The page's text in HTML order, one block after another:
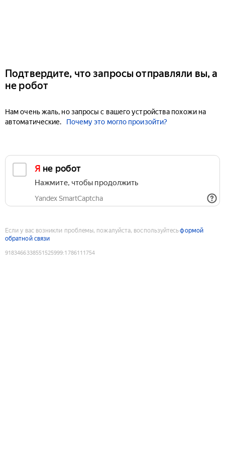
Подтвердите, что запросы отправляли вы, а
не робот
Нам очень жаль, но запросы с вашего устройства похожи на
автоматические.
Почему это могло произойти?
Я не робот
Нажмите, чтобы продолжить
Yandex SmartCaptcha
Если у вас возникли проблемы, пожалуйста, воспользуйтесьформой
обратной связи
9183466338551525999:1786111754